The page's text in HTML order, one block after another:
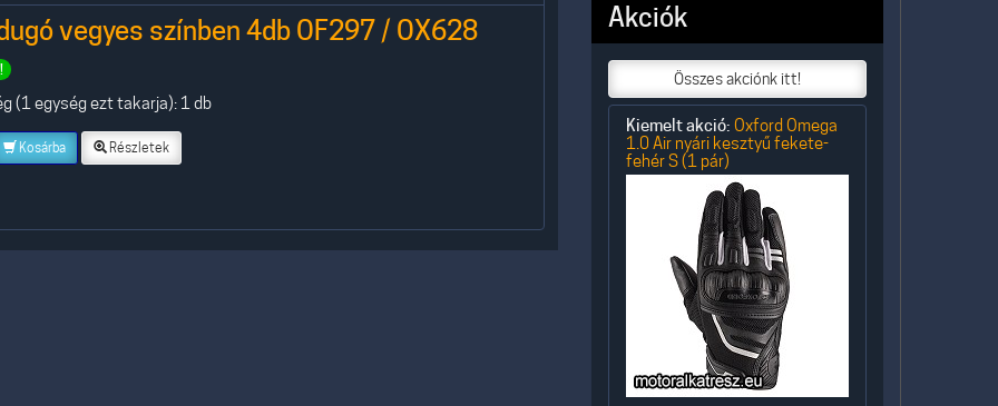
vegyes színben 4db OF297 / OX628
(1 egység ezt takarja): 1 db
Kosárba Részletek
Akciók
Összes akciónk itt!
Kiemelt akció: Oxford Omega
1.0 Air nyári kesztyű fekete-
fehér S (1 pár)